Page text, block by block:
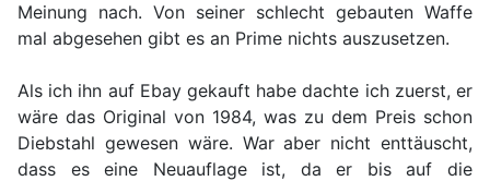
Meinung nach. Von seiner schlecht gebauten Waffe
mal abgesehen gibt es an Prime nichts auszusetzen.
Als ich ihn auf Ebay gekauft habe dachte ich zuerst, er
wäre das Original von 1984, was zu dem Preis schon
Diebstahl gewesen wäre. War aber nicht enttäuscht,
dass es eine Neuauflage ist, da er bis auf die